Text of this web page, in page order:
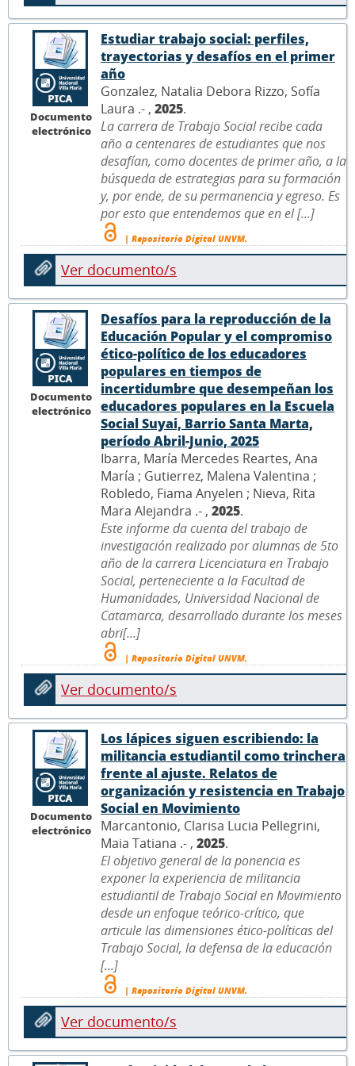
Documento
electrónico
Estudiar trabajo social: perfiles,
trayectorias y desafíos en el primer
año
Gonzalez, Natalia Debora Rizzo, Sofía
Laura .- , 2025.
La carrera de Trabajo Social recibe cada
año a centenares de estudiantes que nos
desafían, como docentes de primer año, a la
búsqueda de estrategias para su formación
y, por ende, de su permanencia y egreso. Es
por esto que entendemos que en el [...]
| Repositorio Digital UNVM.
Ver documento/s
Documento
electrónico
Desafíos para la reproducción de la
Educación Popular y el compromiso
ético-político de los educadores
populares en tiempos de
incertidumbre que desempeñan los
educadores populares en la Escuela
Social Suyai, Barrio Santa Marta,
período Abril-Junio, 2025
Ibarra, María Mercedes Reartes, Ana
María ; Gutierrez, Malena Valentina ;
Robledo, Fiama Anyelen ; Nieva, Rita
Mara Alejandra .- , 2025.
Este informe da cuenta del trabajo de
investigación realizado por alumnas de 5to
año de la carrera Licenciatura en Trabajo
Social, perteneciente a la Facultad de
Humanidades, Universidad Nacional de
Catamarca, desarrollado durante los meses
abri[...]
| Repositorio Digital UNVM.
Ver documento/s
Documento
electrónico
Los lápices siguen escribiendo: la
militancia estudiantil como trinchera
frente al ajuste. Relatos de
organización y resistencia en Trabajo
Social en Movimiento
Marcantonio, Clarisa Lucia Pellegrini,
Maia Tatiana .- , 2025.
El objetivo general de la ponencia es
exponer la experiencia de militancia
estudiantil de Trabajo Social en Movimiento
desde un enfoque teórico-crítico, que
articule las dimensiones ético-políticas del
Trabajo Social, la defensa de la educación
[...]
| Repositorio Digital UNVM.
Ver documento/s